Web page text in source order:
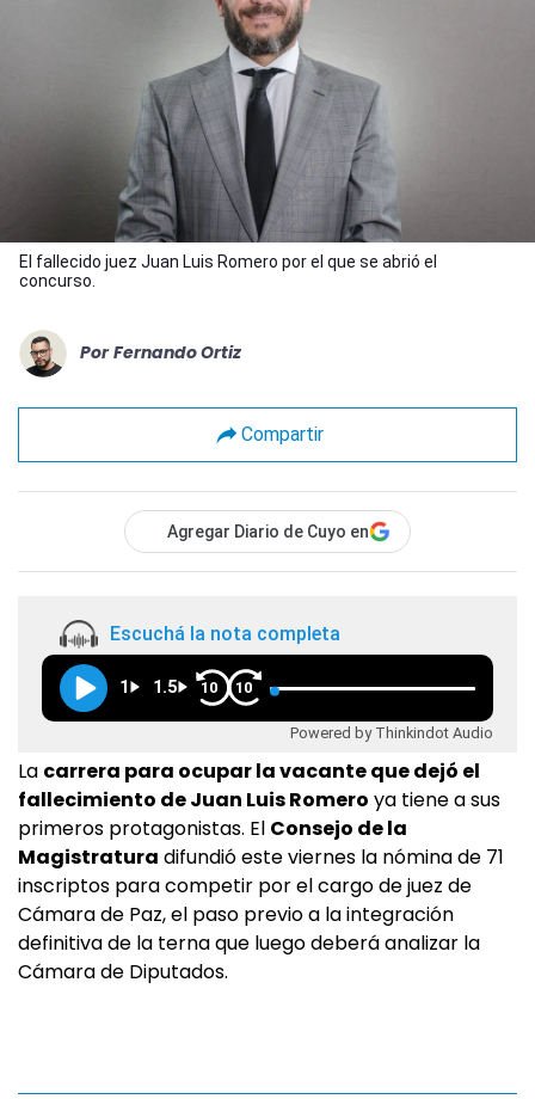
El fallecido juez Juan Luis Romero por el que se abrió el
concurso.
Por Fernando Ortiz
Compartir
Agregar Diario de Cuyo en
Escuchá la nota completa
1 1.5 10 10
Powered by Thinkindot Audio
La carrera para ocupar la vacante que dejó el
fallecimiento de Juan Luis Romero ya tiene a sus
primeros protagonistas. El Consejo de la
Magistratura difundió este viernes la nómina de 71
inscriptos para competir por el cargo de juez de
Cámara de Paz, el paso previo a la integración
definitiva de la terna que luego deberá analizar la
Cámara de Diputados.